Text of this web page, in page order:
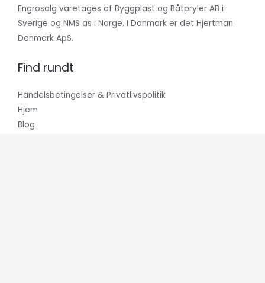
Engrosalg varetages af Byggplast og Båtpryler AB i
Sverige og NMS as i Norge. I Danmark er det Hjertman
Danmark ApS.
Find rundt
Handelsbetingelser & Privatlivspolitik
Hjem
Blog